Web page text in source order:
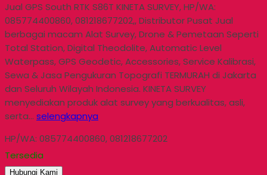
Jual GPS South RTK S86T KINETA SURVEY, HP/WA:
085774400860, 081218677202,, Distributor Pusat Jual
berbagai macam Alat Survey, Drone & Pemetaan Seperti
Total Station, Digital Theodolite, Automatic Level
Waterpass, GPS Geodetic, Accessories, Service Kalibrasi,
Sewa & Jasa Pengukuran Topografi TERMURAH di Jakarta
dan Seluruh Wilayah Indonesia. KINETA SURVEY
menyediakan produk alat survey yang berkualitas, asli,
serta… selengkapnya
HP/WA: 085774400860, 081218677202
Tersedia
Hubungi Kami